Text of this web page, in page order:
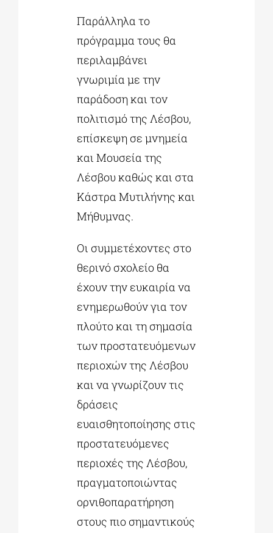
Παράλληλα το
πρόγραμμα τους θα
περιλαμβάνει
γνωριμία με την
παράδοση και τον
πολιτισμό της Λέσβου,
επίσκεψη σε μνημεία
και Μουσεία της
Λέσβου καθώς και στα
Κάστρα Μυτιλήνης και
Μήθυμνας.
Οι συμμετέχοντες στο
θερινό σχολείο θα
έχουν την ευκαιρία να
ενημερωθούν για τον
πλούτο και τη σημασία
των προστατευόμενων
περιοχών της Λέσβου
και να γνωρίζουν τις
δράσεις
ευαισθητοποίησης στις
προστατευόμενες
περιοχές της Λέσβου,
πραγματοποιώντας
ορνιθοπαρατήρηση
στους πιο σημαντικούς